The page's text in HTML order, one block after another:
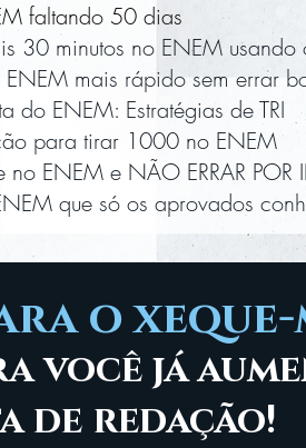
faltando 50 dias
30 minutos no ENEM usando
mais rápido sem errar
do ENEM: Estratégias de TRI
para tirar 1000 no ENEM
ENEM e NÃO ERRAR POR
que só os aprovados
o xeque-
você já
de redação!